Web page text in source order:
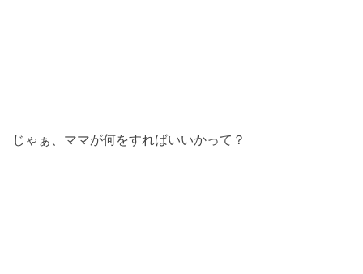
じゃぁ、ママが何をすればいいかって？